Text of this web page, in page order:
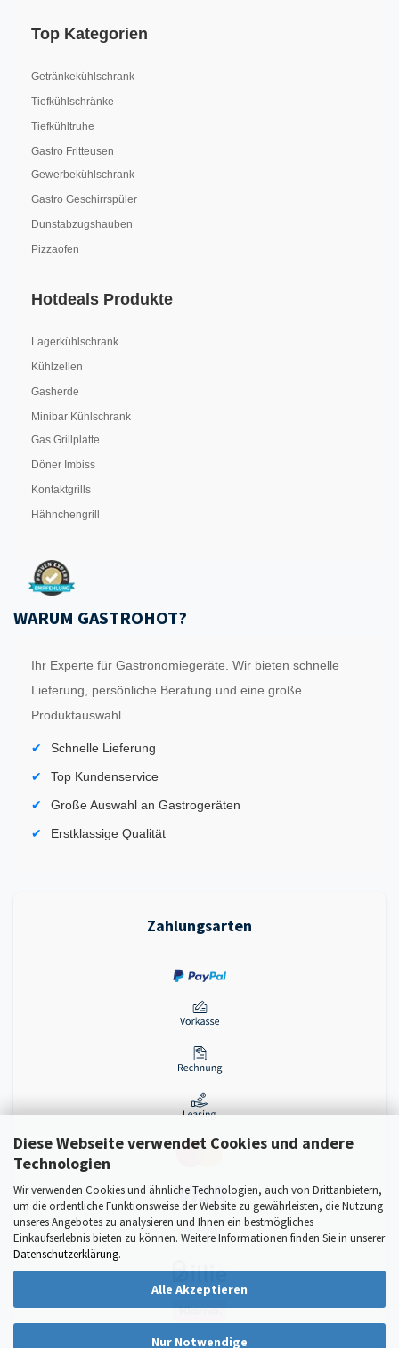
Diese Webseite verwendet Cookies und andere
Technologien
Wir verwenden Cookies und ähnliche Technologien, auch von Drittanbietern,
um die ordentliche Funktionsweise der Website zu gewährleisten, die Nutzung
unseres Angebotes zu analysieren und Ihnen ein bestmögliches
Einkaufserlebnis bieten zu können. Weitere Informationen finden Sie in unserer
Datenschutzerklärung.
Alle Akzeptieren
Nur Notwendige
Top Kategorien
Getränkekühlschrank
Tiefkühlschränke
Tiefkühltruhe
Gastro Fritteusen
Gewerbekühlschrank
Gastro Geschirrspüler
Dunstabzugshauben
Pizzaofen
Hotdeals Produkte
Lagerkühlschrank
Kühlzellen
Gasherde
Minibar Kühlschrank
Gas Grillplatte
Döner Imbiss
Kontaktgrills
Hähnchengrill
WARUM GASTROHOT?
Ihr Experte für Gastronomiegeräte. Wir bieten schnelle
Lieferung, persönliche Beratung und eine große
Produktauswahl.
Schnelle Lieferung
Top Kundenservice
Große Auswahl an Gastrogeräten
Erstklassige Qualität
Zahlungsarten